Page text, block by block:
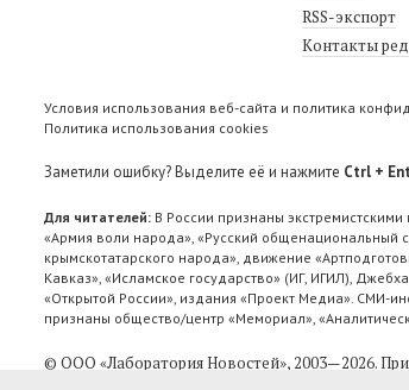
RSS-экспорт
Контакты
Условия использования веб-сайта и политика
Политика использования cookies
Заметили ошибку? Выделите её и нажмите Ctrl +
Для читателей: В России признаны
«Армия воли народа», «Русский общенациональный
крымскотатарского народа», движение
Кавказ», «Исламское государство» (ИГ, ИГИЛ),
«Открытой России», издания «Проект Медиа». СМИ-
признаны общество/центр «Мемориал»,
© ООО «Лаборатория Новоcтей», 2003—2026.